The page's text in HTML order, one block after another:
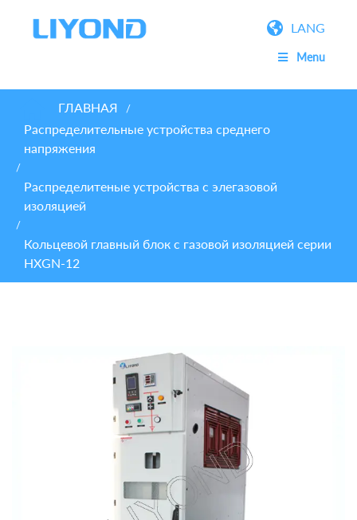
LANG
Menu
ГЛАВНАЯ /
Распределительные устройства среднего
напряжения
/
Распределитеные устройства с элегазовой
изоляцией
/
Кольцевой главный блок с газовой изоляцией серии
HXGN-12